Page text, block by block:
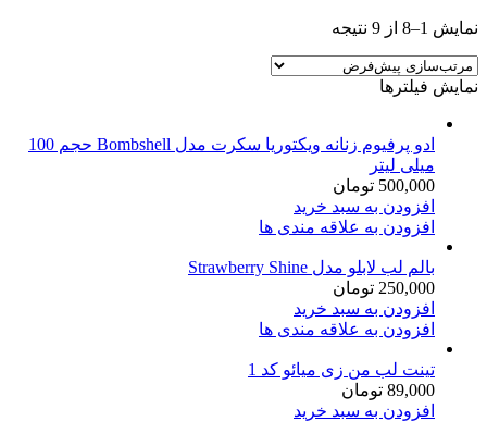
نمایش 1–8 از 9 نتیجه
نمایش فیلترها
ادو پرفیوم زنانه ویکتوریا سکرت مدل Bombshell حجم 100
میلی لیتر
500,000 تومان
افزودن به سبد خرید
افزودن به علاقه مندی ها
بالم لب لابلو مدل Strawberry Shine
250,000 تومان
افزودن به سبد خرید
افزودن به علاقه مندی ها
تینت لب من زی میائو کد 1
89,000 تومان
افزودن به سبد خرید